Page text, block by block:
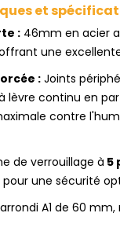
et
: 46mm en acier
une
: Joints
lèvre continu en
contre
de verrouillage à 5
une sécurité
A1 de 60